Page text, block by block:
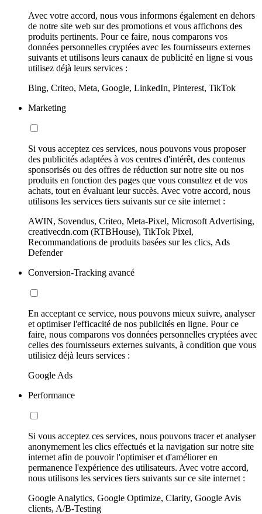
Avec votre accord, nous vous informons également en dehors
de notre site web sur des promotions et vous affichons des
produits pertinents. Pour ce faire, nous comparons vos
données personnelles cryptées avec les fournisseurs externes
suivants et utilisons leurs canaux de publicité en ligne si vous
utilisez déjà leurs services :
Bing, Criteo, Meta, Google, LinkedIn, Pinterest, TikTok
Marketing
Si vous acceptez ces services, nous pouvons vous proposer
des publicités adaptées à vos centres d'intérêt, des contenus
sponsorisés ou des offres de réduction sur notre site ou nos
produits en fonction des pages que vous consultez et de vos
achats, tout en évaluant leur succès. Avec votre accord, nous
utilisons les services tiers suivants sur ce site internet :
AWIN, Sovendus, Criteo, Meta-Pixel, Microsoft Advertising,
creativecdn.com (RTBHouse), TikTok Pixel,
Recommandations de produits basées sur les clics, Ads
Defender
Conversion-Tracking avancé
En acceptant ce service, nous pouvons mieux suivre, analyser
et optimiser l'efficacité de nos publicités en ligne. Pour ce
faire, nous comparons vos données personnelles cryptées avec
celles des fournisseurs externes suivants, à condition que vous
utilisiez déjà leurs services :
Google Ads
Performance
Si vous acceptez ces services, nous pouvons tracer et analyser
anonymement les clics effectués et la navigation sur notre site
internet afin de pouvoir l'optimiser et d'améliorer en
permanence l'expérience des utilisateurs. Avec votre accord,
nous utilisons les services tiers suivants sur ce site internet :
Google Analytics, Google Optimize, Clarity, Google Avis
clients, A/B-Testing